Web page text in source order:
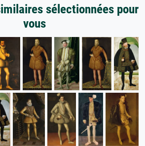
sélectionnées pour
vous